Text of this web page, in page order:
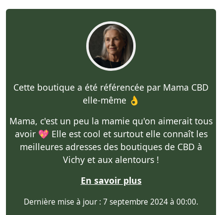
Cette boutique a été référencée par Mama CBD
elle-même 👌
Mama, c'est un peu la mamie qu'on aimerait tous
avoir 💖 Elle est cool et surtout elle connaît les
meilleures adresses des boutiques de CBD à
Vichy et aux alentours !
En savoir plus
Dernière mise à jour : 7 septembre 2024 à 00:00.